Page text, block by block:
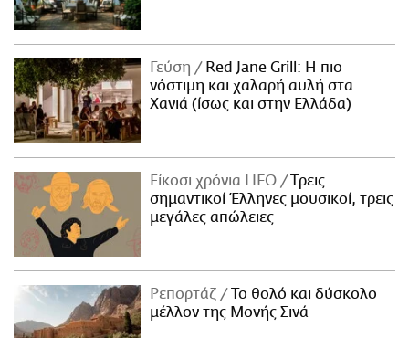
Γεύση
Red Jane Grill: Η πιο
νόστιμη και χαλαρή αυλή στα
Χανιά (ίσως και στην Ελλάδα)
Είκοσι χρόνια LIFO
Tρεις
σημαντικοί Έλληνες μουσικοί, τρεις
μεγάλες απώλειες
Ρεπορτάζ
Το θολό και δύσκολο
μέλλον της Μονής Σινά